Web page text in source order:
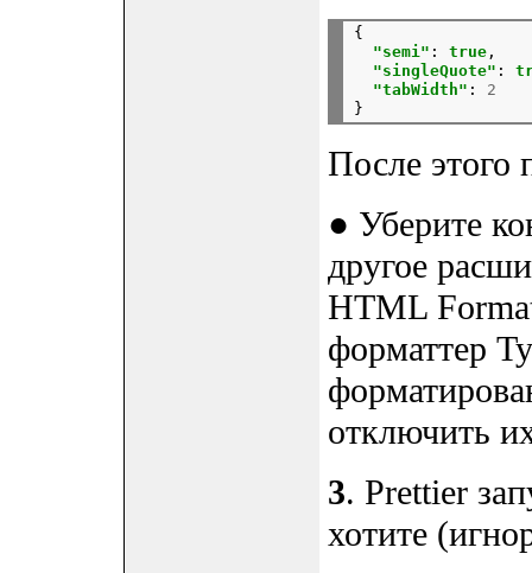
{
"semi" : true,
"singleQuote" :
"tabWidth" :
2
После этого
● Уберите
другое
HTML
форматтер
отключить
3. Prettier
хотите